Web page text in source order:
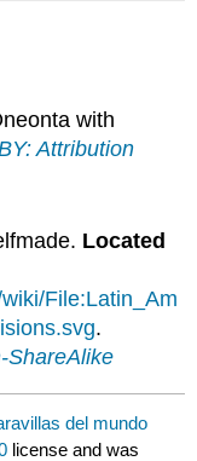
with
Attribution
Located
File:Latin_Am
.
ShareAlike
del mundo
license and was